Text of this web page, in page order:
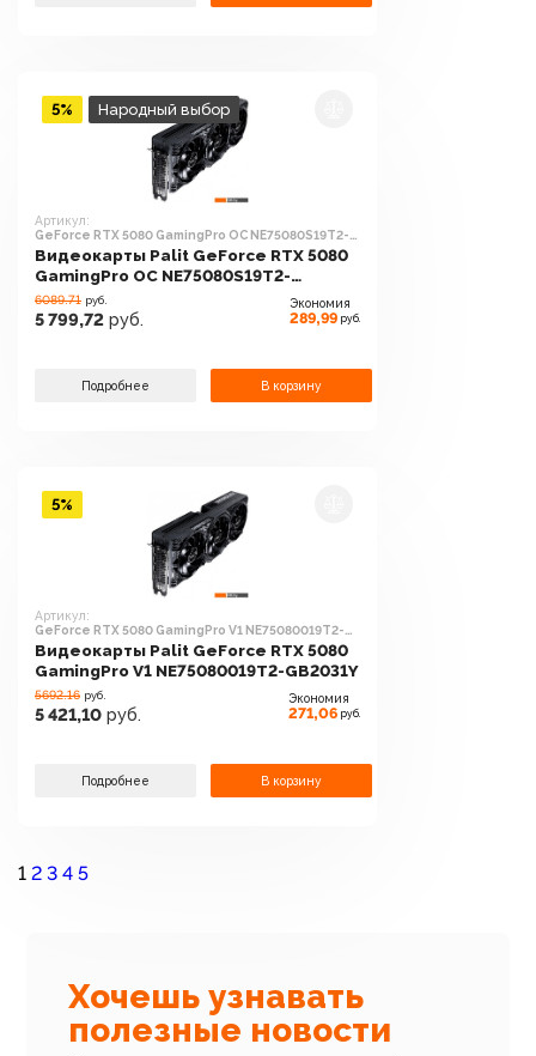
Артикул:
GeForce RTX 5080 GamingPro OC NE75080S19T2-
GB2031A
Видеокарты Palit GeForce RTX 5080
GamingPro OC NE75080S19T2-
GB2031A
6089.71 руб.
5 799,72 руб.
Экономия
289,99 руб.
Подробнее В корзину
5% Народный выбор
Артикул:
GeForce RTX 5080 GamingPro V1 NE75080019T2-
GB2031Y
Видеокарты Palit GeForce RTX 5080
GamingPro V1 NE75080019T2-GB2031Y
5692.16 руб.
5 421,10 руб.
Экономия
271,06 руб.
Подробнее В корзину
5%
1 2 3 4 5
Хочешь узнавать
полезные новости